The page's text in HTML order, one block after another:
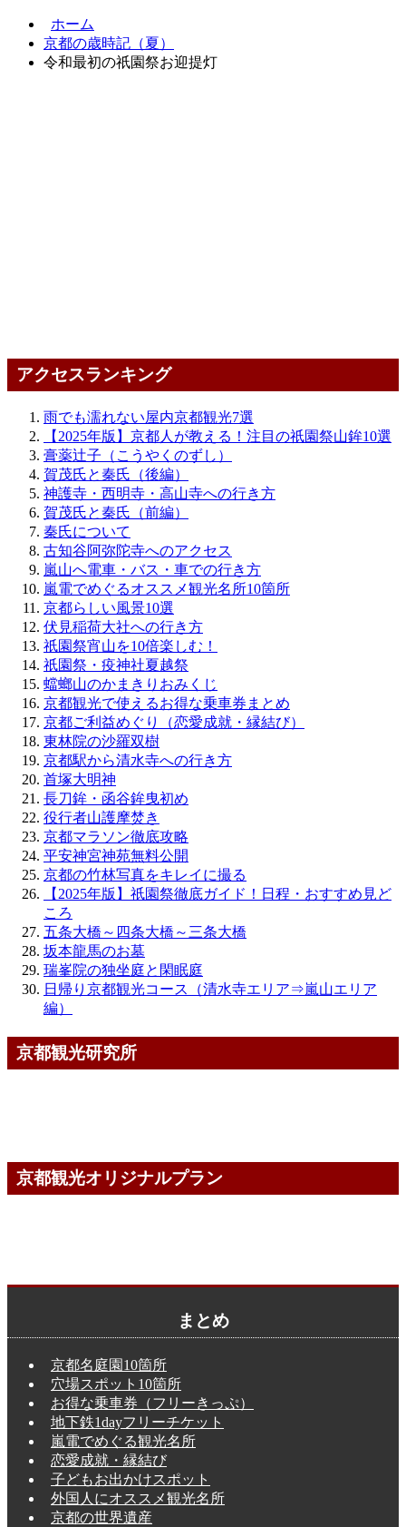
ホーム
京都の歳時記（夏）
令和最初の祇園祭お迎提灯
アクセスランキング
雨でも濡れない屋内京都観光7選
【2025年版】京都人が教える！注目の祇園祭山鉾10選
膏薬辻子（こうやくのずし）
賀茂氏と秦氏（後編）
神護寺・西明寺・高山寺への行き方
賀茂氏と秦氏（前編）
秦氏について
古知谷阿弥陀寺へのアクセス
嵐山へ電車・バス・車での行き方
嵐電でめぐるオススメ観光名所10箇所
京都らしい風景10選
伏見稲荷大社への行き方
祇園祭宵山を10倍楽しむ！
祇園祭・疫神社夏越祭
蟷螂山のかまきりおみくじ
京都観光で使えるお得な乗車券まとめ
京都ご利益めぐり（恋愛成就・縁結び）
東林院の沙羅双樹
京都駅から清水寺への行き方
首塚大明神
長刀鉾・函谷鉾曳初め
役行者山護摩焚き
京都マラソン徹底攻略
平安神宮神苑無料公開
京都の竹林写真をキレイに撮る
【2025年版】祇園祭徹底ガイド！日程・おすすめ見ど
ころ
五条大橋～四条大橋～三条大橋
坂本龍馬のお墓
瑞峯院の独坐庭と閑眠庭
日帰り京都観光コース（清水寺エリア⇒嵐山エリア
編）
京都観光研究所
京都観光オリジナルプラン
まとめ
京都名庭園10箇所
穴場スポット10箇所
お得な乗車券（フリーきっぷ）
地下鉄1dayフリーチケット
嵐電でめぐる観光名所
恋愛成就・縁結び
子どもお出かけスポット
外国人にオススメ観光名所
京都の世界遺産